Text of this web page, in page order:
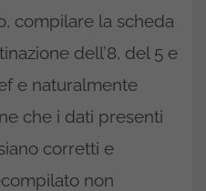
compilare la scheda
dell’8, del 5 e
e naturalmente
che i dati presenti
corretti e
non